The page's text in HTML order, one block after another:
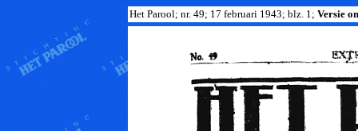
Het Parool; nr. 49; 17 februari 1943; blz. 1; Versie